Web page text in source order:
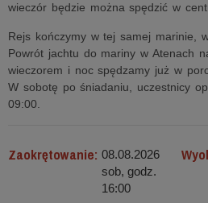
wieczór będzie można spędzić w
Rejs kończymy w tej samej marinie,
Powrót jachtu do mariny w Atenach
wieczorem i noc spędzamy już w
W sobotę po śniadaniu, uczestnicy
09:00.
Zaokrętowanie: 08.08.2026
sob, godz.
16:00